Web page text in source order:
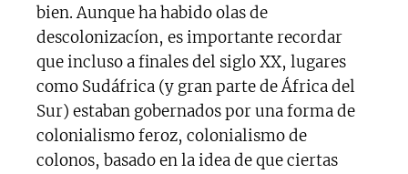
bien. Aunque ha habido olas de
descolonizacíon, es importante recordar
que incluso a finales del siglo XX, lugares
como Sudáfrica (y gran parte de África del
Sur) estaban gobernados por una forma de
colonialismo feroz, colonialismo de
colonos, basado en la idea de que ciertas